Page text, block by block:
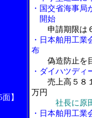
】
・国交省海事
開始
申請期限は
・日本舶用工
布
偽造防止を
・ダイハツデ
売上高５８
万円
社長に原
・日本舶用工業